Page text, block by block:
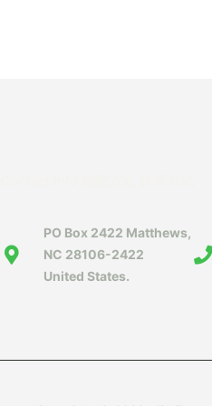
PO Box 2422 Matthews,
NC 28106-2422
United States.